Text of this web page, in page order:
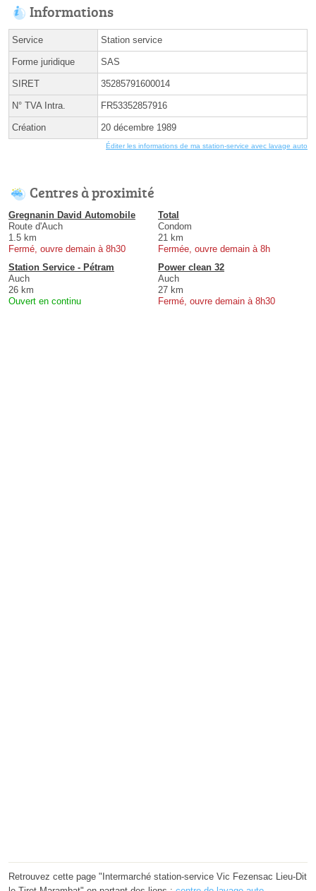
Informations
Service Station service
Forme juridique SAS
SIRET 35285791600014
N° TVA Intra. FR53352857916
Création 20 décembre 1989
Éditer les informations de ma station-service avec lavage auto
Centres à proximité
Gregnanin David Automobile
Route d'Auch
1.5 km
Fermé, ouvre demain à 8h30
Total
Condom
21 km
Fermée, ouvre demain à 8h
Station Service - Pétram
Auch
26 km
Ouvert en continu
Power clean 32
Auch
27 km
Fermé, ouvre demain à 8h30
Retrouvez cette page "Intermarché station-service Vic Fezensac Lieu-Dit